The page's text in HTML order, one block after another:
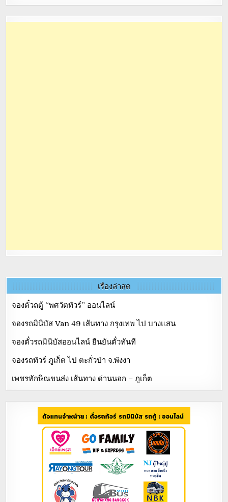
เรื่องล่าสุด
จองตั๋วถตู้ “พศวัตทัวร์” ออนไลน์
จองรถมินิบัส Van 49 เส้นทาง กรุงเทพ ไป บางแสน
จองตั๋วรถมินิบัสออนไลน์ ยืนยันตั๋วทันที
จองรถทัวร์ ภูเก็ต ไป ตะกั่วป่า จ.พังงา
เพชรทักษิณขนส่ง เส้นทาง ด่านนอก – ภูเก็ต